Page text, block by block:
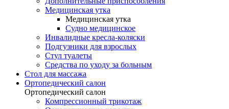
Медицинская утка
Медицинская утка
Судно медицинское
Инвалидные кресла-коляски
Подгузники для взрослых
Стул туалеты
Средства по уходу за больным
Cтол для массажа
Ортопедический салон
Ортопедический салон
Компрессионный трикотаж